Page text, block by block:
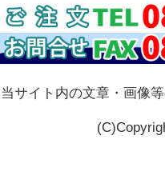
当サイト内の文章・画像